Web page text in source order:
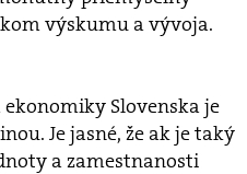
výskumu a vývoja.
Slovenska je
Je jasné, že ak je taký
a zamestnanosti